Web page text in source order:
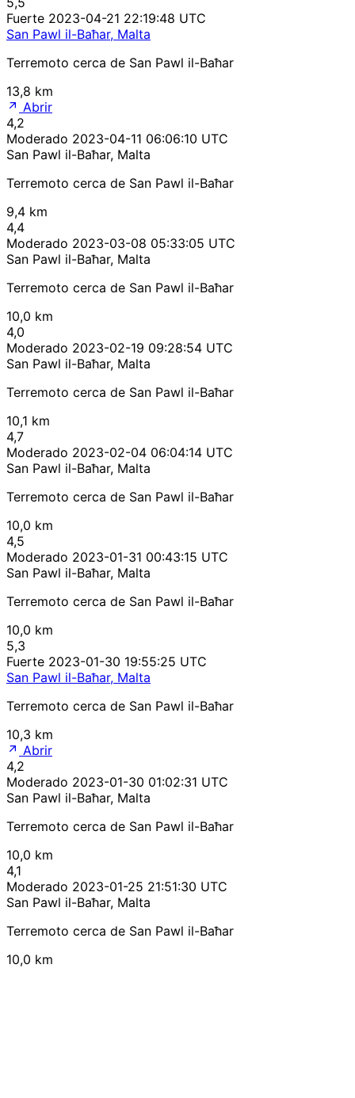
Fuerte 2023-04-21 22:19:48 UTC
San Pawl il-Baħar, Malta
Terremoto cerca de San Pawl il-Baħar
13,8 km
Abrir
4,2
Moderado 2023-04-11 06:06:10 UTC
San Pawl il-Baħar, Malta
Terremoto cerca de San Pawl il-Baħar
9,4 km
4,4
Moderado 2023-03-08 05:33:05 UTC
San Pawl il-Baħar, Malta
Terremoto cerca de San Pawl il-Baħar
10,0 km
4,0
Moderado 2023-02-19 09:28:54 UTC
San Pawl il-Baħar, Malta
Terremoto cerca de San Pawl il-Baħar
10,1 km
4,7
Moderado 2023-02-04 06:04:14 UTC
San Pawl il-Baħar, Malta
Terremoto cerca de San Pawl il-Baħar
10,0 km
4,5
Moderado 2023-01-31 00:43:15 UTC
San Pawl il-Baħar, Malta
Terremoto cerca de San Pawl il-Baħar
10,0 km
5,3
Fuerte 2023-01-30 19:55:25 UTC
San Pawl il-Baħar, Malta
Terremoto cerca de San Pawl il-Baħar
10,3 km
Abrir
4,2
Moderado 2023-01-30 01:02:31 UTC
San Pawl il-Baħar, Malta
Terremoto cerca de San Pawl il-Baħar
10,0 km
4,1
Moderado 2023-01-25 21:51:30 UTC
San Pawl il-Baħar, Malta
Terremoto cerca de San Pawl il-Baħar
10,0 km